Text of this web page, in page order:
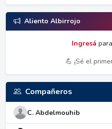
Aliento Albirrojo
Ingresá
💪 ¡Sé el
Compañeros
C. Abdelmouhib